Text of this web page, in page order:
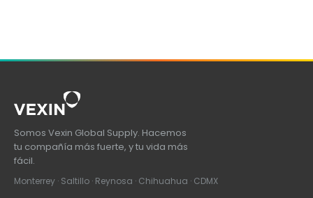
Somos Vexin Global Supply. Hacemos
tu compañía más fuerte, y tu vida más
fácil.
Monterrey · Saltillo · Reynosa · Chihuahua · CDMX